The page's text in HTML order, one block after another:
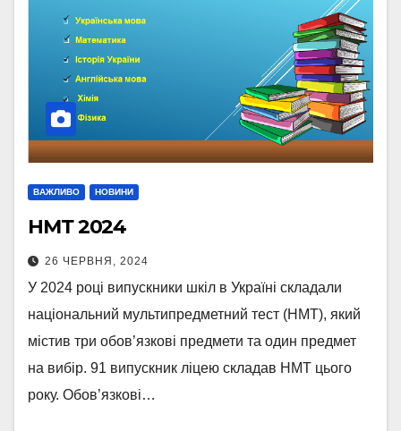
ВАЖЛИВО НОВИНИ
НМТ 2024
26 ЧЕРВНЯ, 2024
У 2024 році випускники шкіл в Україні складали
національний мультипредметний тест (НМТ), який
містив три обов’язкові предмети та один предмет
на вибір. 91 випускник ліцею складав НМТ цього
року. Обов’язкові…